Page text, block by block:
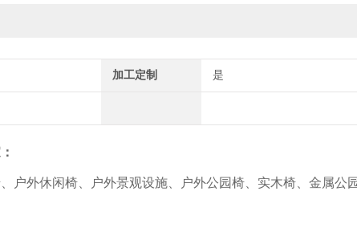
加工定制 是
户外休闲椅、户外景观设施、户外公园椅、实木椅、金属